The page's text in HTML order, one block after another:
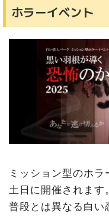
ホラーイベント
ミッション型のホ
土日に開催されます。
普段とは異なる白い